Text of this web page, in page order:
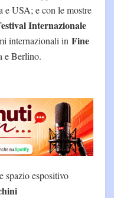
e USA; e con le mostre
Internazionale
internazionali in Fine
e Berlino.
spazio espositivo